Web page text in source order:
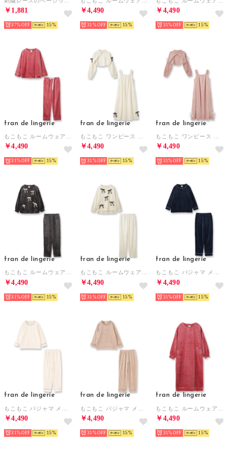
￥1,881
37% 15
￥4,490
31% 15
￥4,490
31% 15
fran de lingerie
￥4,490
31% 15
fran de lingerie
￥4,490
31% 15
fran de lingerie
￥4,490
31% 15
fran de lingerie
もこもこ ルームウェア パジャマ 冬 レディース あったか モコモコ 着る毛布「メモリーフリース」 （グレー）
￥4,490
31% 15
fran de lingerie
もこもこ ルームウェア パジャマ 冬 レディース あったか モコモコ 着る毛布「メモリーフリース」 （ホワイト）
￥4,490
31% 15
fran de lingerie
もこもこ パジャマ メンズ ルームウェア あったか 冬用 モコモコ 着る毛布「メモリーフリース」かぶり上下セット （ネイビー）
￥4,490
31% 15
fran de lingerie
￥4,490
31% 15
fran de lingerie
￥4,490
31% 15
fran de lingerie
￥4,490
31% 15